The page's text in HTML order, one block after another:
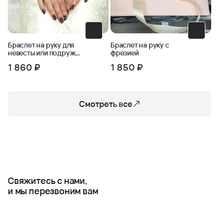
Браслет на руку для
невесты или подружек
1 860 ₽
Браслет на руку с
фрезией
1 850 ₽
Смотреть все
Свяжитесь с нами,
и мы перезвоним вам